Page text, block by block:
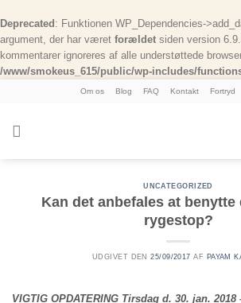
Deprecated : Funktionen WP_Dependencies-
argument, der har været forældet siden version
kommentarer ignoreres af alle understøttede
/www/smokeus_615/public/wp-includes/
Om os Blog FAQ Kontakt Fortryd
UNCATEGORIZED
Kan det anbefales at benytte
rygestop?
UDGIVET DEN25/09/2017 AF PAYAM
VIGTIG OPDATERING Tirsdag d. 30. jan. 2018